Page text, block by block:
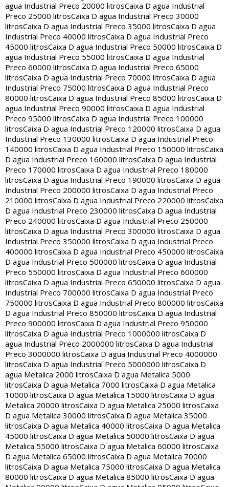
agua Industrial Preco 20000 litrosCaixa D agua Industrial
Preco 25000 litrosCaixa D agua Industrial Preco 30000
litrosCaixa D agua Industrial Preco 35000 litrosCaixa D agua
Industrial Preco 40000 litrosCaixa D agua Industrial Preco
45000 litrosCaixa D agua Industrial Preco 50000 litrosCaixa D
agua Industrial Preco 55000 litrosCaixa D agua Industrial
Preco 60000 litrosCaixa D agua Industrial Preco 65000
litrosCaixa D agua Industrial Preco 70000 litrosCaixa D agua
Industrial Preco 75000 litrosCaixa D agua Industrial Preco
80000 litrosCaixa D agua Industrial Preco 85000 litrosCaixa D
agua Industrial Preco 90000 litrosCaixa D agua Industrial
Preco 95000 litrosCaixa D agua Industrial Preco 100000
litrosCaixa D agua Industrial Preco 120000 litrosCaixa D agua
Industrial Preco 130000 litrosCaixa D agua Industrial Preco
140000 litrosCaixa D agua Industrial Preco 150000 litrosCaixa
D agua Industrial Preco 160000 litrosCaixa D agua Industrial
Preco 170000 litrosCaixa D agua Industrial Preco 180000
litrosCaixa D agua Industrial Preco 190000 litrosCaixa D agua
Industrial Preco 200000 litrosCaixa D agua Industrial Preco
210000 litrosCaixa D agua Industrial Preco 220000 litrosCaixa
D agua Industrial Preco 230000 litrosCaixa D agua Industrial
Preco 240000 litrosCaixa D agua Industrial Preco 250000
litrosCaixa D agua Industrial Preco 300000 litrosCaixa D agua
Industrial Preco 350000 litrosCaixa D agua Industrial Preco
400000 litrosCaixa D agua Industrial Preco 450000 litrosCaixa
D agua Industrial Preco 500000 litrosCaixa D agua Industrial
Preco 550000 litrosCaixa D agua Industrial Preco 600000
litrosCaixa D agua Industrial Preco 650000 litrosCaixa D agua
Industrial Preco 700000 litrosCaixa D agua Industrial Preco
750000 litrosCaixa D agua Industrial Preco 800000 litrosCaixa
D agua Industrial Preco 850000 litrosCaixa D agua Industrial
Preco 900000 litrosCaixa D agua Industrial Preco 950000
litrosCaixa D agua Industrial Preco 1000000 litrosCaixa D
agua Industrial Preco 2000000 litrosCaixa D agua Industrial
Preco 3000000 litrosCaixa D agua Industrial Preco 4000000
litrosCaixa D agua Industrial Preco 5000000 litrosCaixa D
agua Metalica 2000 litrosCaixa D agua Metalica 5000
litrosCaixa D agua Metalica 7000 litrosCaixa D agua Metalica
10000 litrosCaixa D agua Metalica 15000 litrosCaixa D agua
Metalica 20000 litrosCaixa D agua Metalica 25000 litrosCaixa
D agua Metalica 30000 litrosCaixa D agua Metalica 35000
litrosCaixa D agua Metalica 40000 litrosCaixa D agua Metalica
45000 litrosCaixa D agua Metalica 50000 litrosCaixa D agua
Metalica 55000 litrosCaixa D agua Metalica 60000 litrosCaixa
D agua Metalica 65000 litrosCaixa D agua Metalica 70000
litrosCaixa D agua Metalica 75000 litrosCaixa D agua Metalica
80000 litrosCaixa D agua Metalica 85000 litrosCaixa D agua